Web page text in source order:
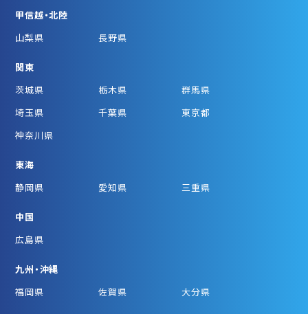
甲信越・北陸
山梨県
長野県
関東
茨城県
栃木県
群馬県
埼玉県
千葉県
東京都
神奈川県
東海
静岡県
愛知県 三重県
中国
広島県
九州・沖縄
福岡県
佐賀県 大分県